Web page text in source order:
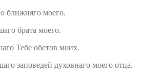
ближняго моего.
брата моего.
Тебе обетов моих.
заповедей духовнаго моего отца.